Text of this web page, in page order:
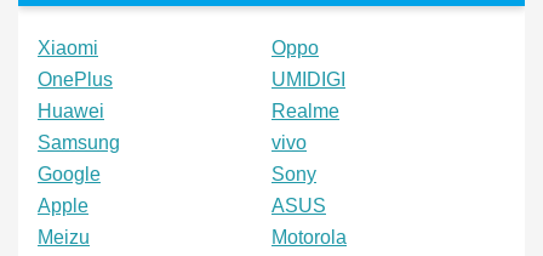
Xiaomi
Oppo
OnePlus
UMIDIGI
Huawei
Realme
Samsung
vivo
Google
Sony
Apple
ASUS
Meizu
Motorola